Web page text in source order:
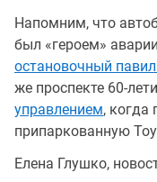
Напомним, что
был «героем»
остановочный
же проспекте 60-
управлением, когда
припаркованную
Елена Глушко,